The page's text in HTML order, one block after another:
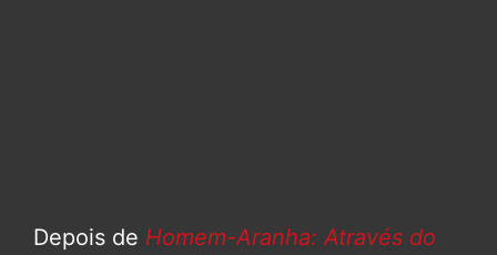
Depois de Homem-Aranha: Através do